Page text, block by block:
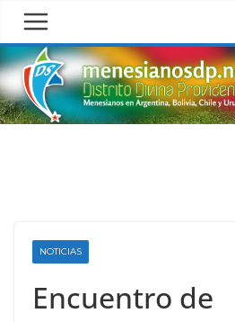
Skip
content
NOTICIAS
Encuentro de